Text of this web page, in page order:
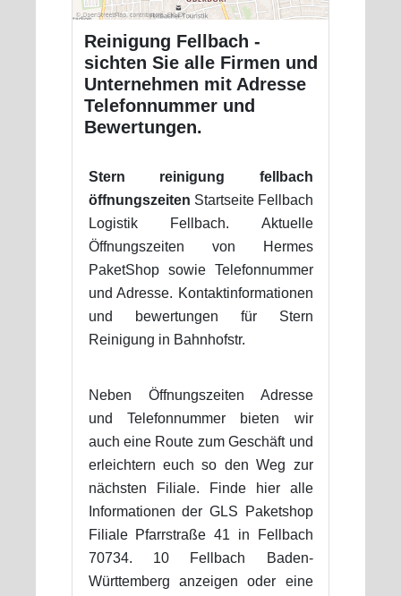
Reinigung Fellbach -
sichten Sie alle Firmen und
Unternehmen mit Adresse
Telefonnummer und
Bewertungen.
Stern reinigung fellbach
öffnungszeiten Startseite Fellbach
Logistik Fellbach. Aktuelle
Öffnungszeiten von Hermes
PaketShop sowie Telefonnummer
und Adresse. Kontaktinformationen
und bewertungen für Stern
Reinigung in Bahnhofstr.
Neben Öffnungszeiten Adresse
und Telefonnummer bieten wir
auch eine Route zum Geschäft und
erleichtern euch so den Weg zur
nächsten Filiale. Finde hier alle
Informationen der GLS Paketshop
Filiale Pfarrstraße 41 in Fellbach
70734. 10 Fellbach Baden-
Württemberg anzeigen oder eine